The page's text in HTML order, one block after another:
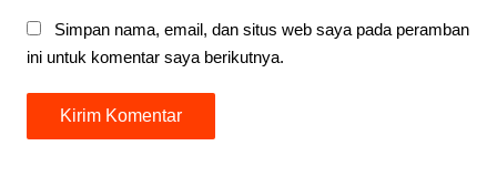
Simpan nama, email, dan situs web saya pada peramban
ini untuk komentar saya berikutnya.